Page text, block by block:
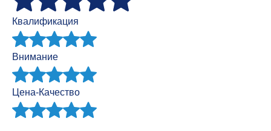
Квалификация
Внимание
Цена-Качество